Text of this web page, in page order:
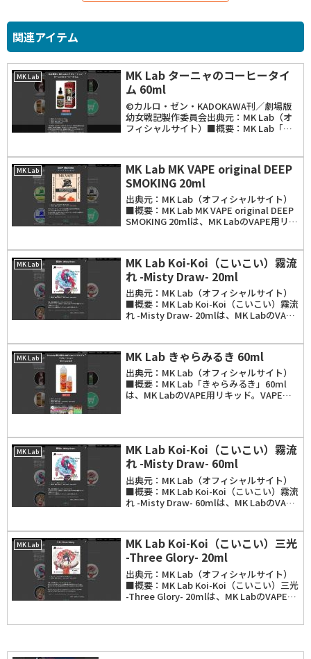
関連アイテム
MK Lab
MK Lab ターニャのコーヒータイ
ム 60ml
©カルロ・ゼン・KADOKAWA刊／劇場版
幼女戦記製作委員会出典元：MK Lab（オ
フィシャルサイト）■概要：MK Lab「タ
「MK Lab」のコラボレート...
MK Lab
MK Lab MK VAPE original DEEP
SMOKING 20ml
出典元：MK Lab（オフィシャルサイト）
■概要：MK Lab MK VAPE original DEEP
SMOKING 20mlは、MK LabのVAPE用リキ
た...
MK Lab
MK Lab Koi-Koi（こいこい）霧流
れ -Misty Draw- 20ml
出典元：MK Lab（オフィシャルサイト）
■概要：MK Lab Koi-Koi（こいこい）霧流
れ -Misty Draw- 20mlは、MK LabのVAPE
MK Lab MK Lab きゃらみるき 60ml
出典元：MK Lab（オフィシャルサイト）
■概要：MK Lab「きゃらみるき」60ml
は、MK LabのVAPE用リキッド。VAPE関
MK Lab
MK Lab Koi-Koi（こいこい）霧流
れ -Misty Draw- 60ml
出典元：MK Lab（オフィシャルサイト）
■概要：MK Lab Koi-Koi（こいこい）霧流
れ -Misty Draw- 60mlは、MK LabのVAPE
MK Lab
MK Lab Koi-Koi（こいこい）三光
-Three Glory- 20ml
出典元：MK Lab（オフィシャルサイト）
■概要：MK Lab Koi-Koi（こいこい）三光
-Three Glory- 20mlは、MK LabのVAPE用
爽や...